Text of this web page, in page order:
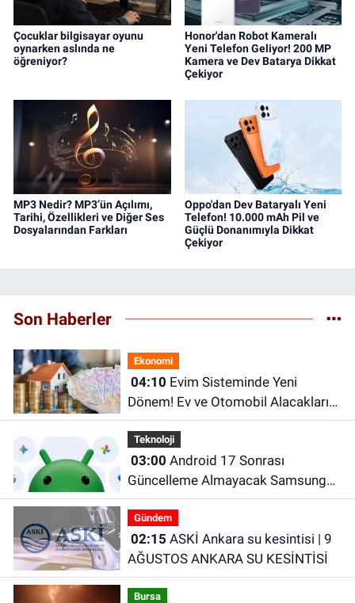
Çocuklar bilgisayar oyunu
oynarken aslında ne
öğreniyor?
Honor'dan Robot Kameralı
Yeni Telefon Geliyor! 200 MP
Kamera ve Dev Batarya Dikkat
Çekiyor
MP3 Nedir? MP3’ün Açılımı,
Tarihi, Özellikleri ve Diğer Ses
Dosyalarından Farkları
Oppo'dan Dev Bataryalı Yeni
Telefon! 10.000 mAh Pil ve
Güçlü Donanımıyla Dikkat
Çekiyor
Son Haberler
Ekonomi
04:10
Dönem! Ev ve Otomobil Alacakları
İlgilendiren Kısıtlamalar Geliyor
Teknoloji
03:00
Güncelleme Almayacak Samsung
Telefonlar Belli Oldu!
Gündem
02:15
AĞUSTOS ANKARA SU KESİNTİSİ
Bursa